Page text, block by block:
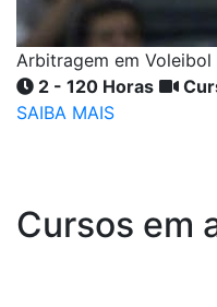
Arbitragem em Voleibol
2 - 120 Horas
SAIBA MAIS
Cursos em